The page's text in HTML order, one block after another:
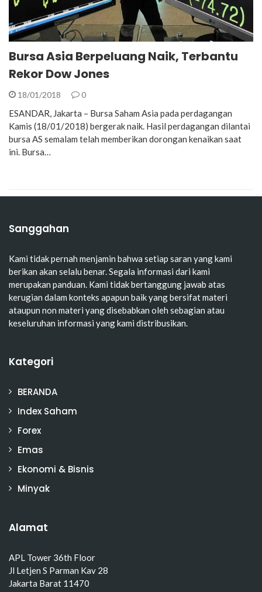
Bursa Asia Berpeluang Naik, Terbantu
Rekor Dow Jones
18/01/2018 0
ESANDAR, Jakarta – Bursa Saham Asia pada perdagangan
Kamis (18/01/2018) bergerak naik. Hasil perdagangan dilantai
bursa AS semalam telah memberikan dorongan kenaikan saat
ini. Bursa…
Sanggahan
Kami tidak pernah menjamin bahwa setiap saran yang kami
berikan akan selalu benar. Segala informasi dari kami
merupakan panduan. Kami tidak bertanggung jawab atas
kerugian dalam konteks apapun baik yang bersifat materi
ataupun non materi yang disebabkan oleh sebagian atau
keseluruhan informasi yang kami distribusikan.
Kategori
BERANDA
Index Saham
Forex
Emas
Ekonomi & Bisnis
Minyak
Alamat
APL Tower 36th Floor
Jl Letjen S Parman Kav 28
Jakarta Barat 11470